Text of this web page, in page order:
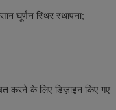
घूर्णन स्थिर स्थापना;
करने के लिए डिज़ाइन किए गए